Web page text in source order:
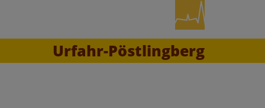
Urfahr-Pöstlingberg